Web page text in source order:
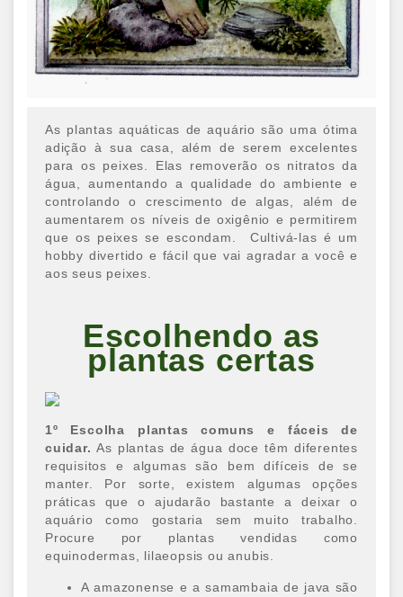
As plantas aquáticas de aquário são uma ótima
adição à sua casa, além de serem excelentes
para os peixes. Elas removerão os nitratos da
água, aumentando a qualidade do ambiente e
controlando o crescimento de algas, além de
aumentarem os níveis de oxigênio e permitirem
que os peixes se escondam. Cultivá-las é um
hobby divertido e fácil que vai agradar a você e
aos seus peixes.
Escolhendo as
plantas certas
1º Escolha plantas comuns e fáceis de
cuidar. As plantas de água doce têm diferentes
requisitos e algumas são bem difíceis de se
manter. Por sorte, existem algumas opções
práticas que o ajudarão bastante a deixar o
aquário como gostaria sem muito trabalho.
Procure por plantas vendidas como
equinodermas, lilaeopsis ou anubis.
A amazonense e a samambaia de java são